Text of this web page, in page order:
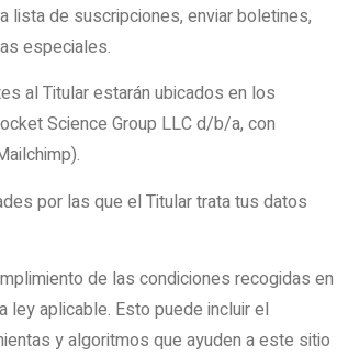
lista de suscripciones, enviar boletines,
especiales.
al Titular estarán ubicados en los
Science Group LLC d/b/a, con
por las que el Titular trata tus datos
de las condiciones recogidas en
ley aplicable. Esto puede incluir el
y algoritmos que ayuden a este sitio